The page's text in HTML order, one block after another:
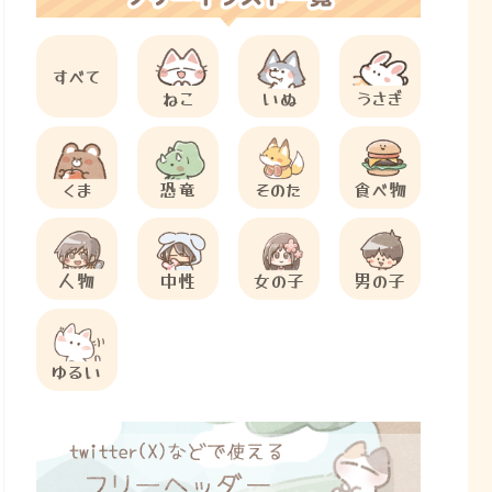
すべて
ねこ
いぬ うさぎ
くま 恐竜 そのた 食べ物
人物 中性 女の子 男の子
ゆるい